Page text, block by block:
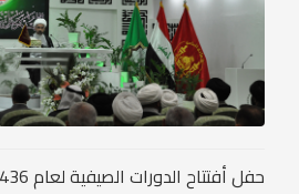
حفل أفتتاح الدورات الصيفية لعام 1436هـ/2015م